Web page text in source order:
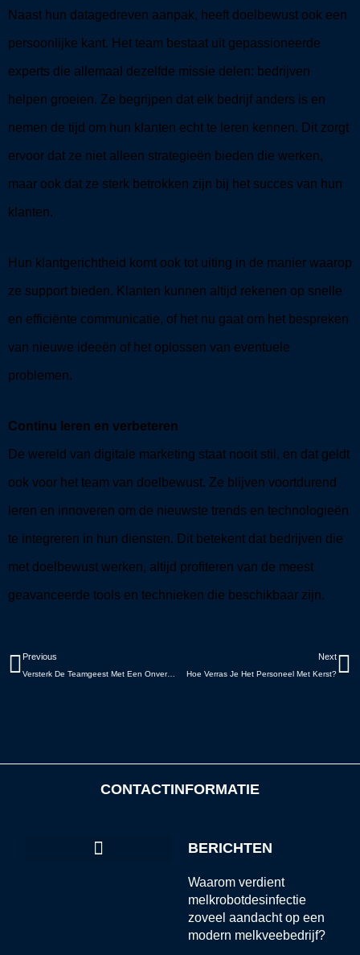
Naast hun datagedreven aanpak, heeft doelbewust ook een
persoonlijke kant. Het team bestaat uit gepassioneerde
experts die allemaal dezelfde missie delen: bedrijven
helpen groeien. Ze begrijpen dat elk bedrijf anders is en
nemen de tijd om hun klanten echt te leren kennen. Dit zorgt
ervoor dat ze niet alleen strategieën bieden die werken,
maar ook dat ze sterk betrokken zijn bij het succes van hun
klanten.
Hun klantgerichtheid komt ook tot uiting in de manier waarop
ze support bieden. Klanten kunnen altijd rekenen op snelle
en efficiënte communicatie, of het nu gaat om het bespreken
van nieuwe ideeën of het oplossen van eventuele
problemen.
Continu leren en verbeteren
De wereld van digitale marketing staat nooit stil, en dat geldt
ook voor het team van doelbewust. Ze blijven voortdurend
leren en innoveren om de nieuwste trends en technologieën
te integreren in hun diensten. Dit betekent dat bedrijven die
met doelbewust werken, altijd profiteren van de meest
geavanceerde tools en technieken die beschikbaar zijn.
Vorige
Previous
Versterk De Teamgeest Met Een Onvergetelijk Bedrijfsuitje
Next
Hoe Verras Je Het Personeel Met Kerst?
CONTACTINFORMATIE
BERICHTEN
Waarom verdient
melkrobotdesinfectie
zoveel aandacht op een
modern melkveebedrijf?